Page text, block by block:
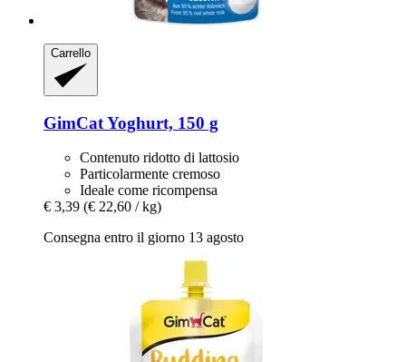
Carrello
GimCatYoghurt, 150 g
Contenuto ridotto di lattosio
Particolarmente cremoso
Ideale come ricompensa
€ 3,39 (€ 22,60 / kg)
Consegna entro il giorno 13 agosto